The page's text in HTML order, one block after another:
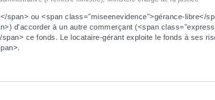
span> ou <span class="miseenevidence">gérance-libre</
d'accorder à un autre commerçant (<span
ce fonds. Le locataire-gérant exploite le fonds à ses